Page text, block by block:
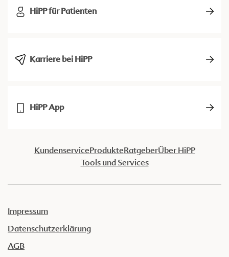
HiPP für Patienten
Karriere bei HiPP
HiPP App
KundenserviceProdukteRatgeberÜber HiPP
Tools und Services
Impressum
Datenschutzerklärung
AGB